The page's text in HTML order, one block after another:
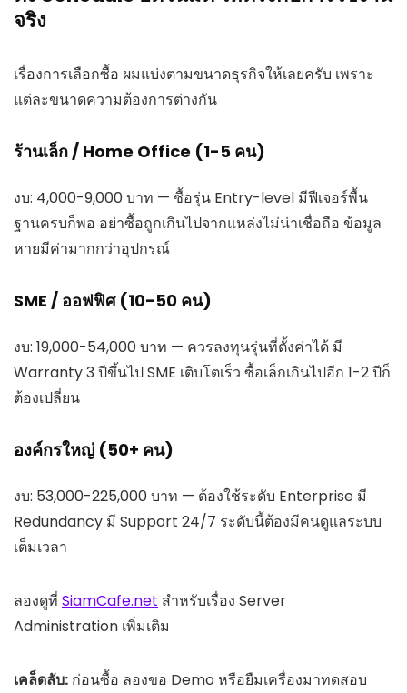
จริง
เรื่องการเลือกซื้อ ผมแบ่งตามขนาดธุรกิจให้เลยครับ เพราะ
แต่ละขนาดความต้องการต่างกัน
ร้านเล็ก / Home Office (1-5 คน)
งบ: 4,000-9,000 บาท — ซื้อรุ่น Entry-level มีฟีเจอร์พื้น
ฐานครบก็พอ อย่าซื้อถูกเกินไปจากแหล่งไม่น่าเชื่อถือ ข้อมูล
หายมีค่ามากกว่าอุปกรณ์
SME / ออฟฟิศ (10-50 คน)
งบ: 19,000-54,000 บาท — ควรลงทุนรุ่นที่ตั้งค่าได้ มี
Warranty 3 ปีขึ้นไป SME เติบโตเร็ว ซื้อเล็กเกินไปอีก 1-2 ปีก็
ต้องเปลี่ยน
องค์กรใหญ่ (50+ คน)
งบ: 53,000-225,000 บาท — ต้องใช้ระดับ Enterprise มี
Redundancy มี Support 24/7 ระดับนี้ต้องมีคนดูแลระบบ
เต็มเวลา
ลองดูที่ SiamCafe.net สำหรับเรื่อง Server
Administration เพิ่มเติม
เคล็ดลับ: ก่อนซื้อ ลองขอ Demo หรือยืมเครื่องมาทดสอบ